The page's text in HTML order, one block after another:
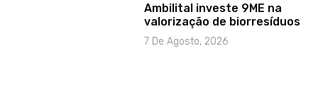
Ambilital investe 9ME na
valorização de biorresíduos
7 De Agosto, 2026